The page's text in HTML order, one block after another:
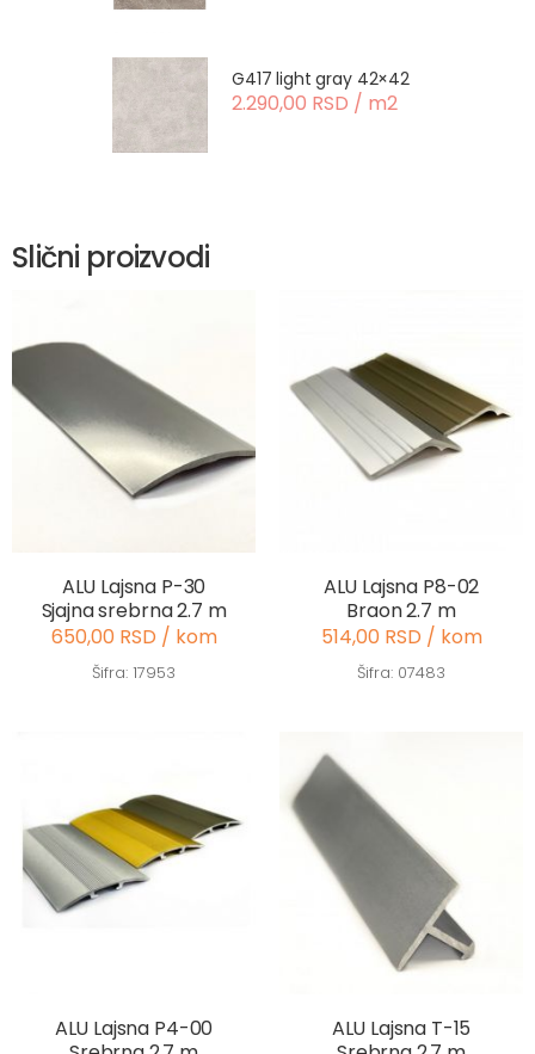
G417 light gray 42×42
2.290,00 RSD / m2
Slični proizvodi
ALU Lajsna P-30
Sjajna srebrna 2.7 m
650,00 RSD / kom
Šifra: 17953
ALU Lajsna P8-02
Braon 2.7 m
514,00 RSD / kom
Šifra: 07483
ALU Lajsna P4-00
ALU Lajsna T-15